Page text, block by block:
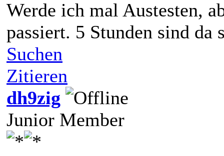
Werde ich mal Austesten,
passiert. 5 Stunden sind da
Suchen
Zitieren
dh9zig
Junior Member